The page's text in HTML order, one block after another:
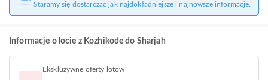
Staramy się dostarczać jak najdokładniejsze i najnowsze informacje.
Informacje o locie z Kozhikode do Sharjah
Ekskluzywne oferty lotów